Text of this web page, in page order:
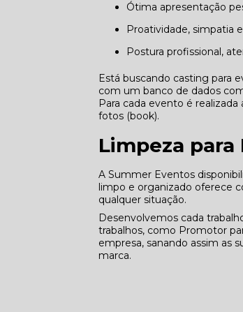
Ótima apresentação
Proatividade, simpatia
Postura profissional,
Está buscando casting para
com um banco de dados
Para cada evento é
fotos (book).
Limpeza para
A Summer Eventos
limpo e organizado oferece
qualquer situação.
Desenvolvemos cada
trabalhos, como Promotor
empresa, sanando assim as
marca.